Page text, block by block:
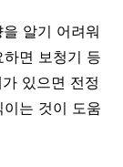
알기 어려워
면 보청기 등
있으면 전정
는 것이 도움